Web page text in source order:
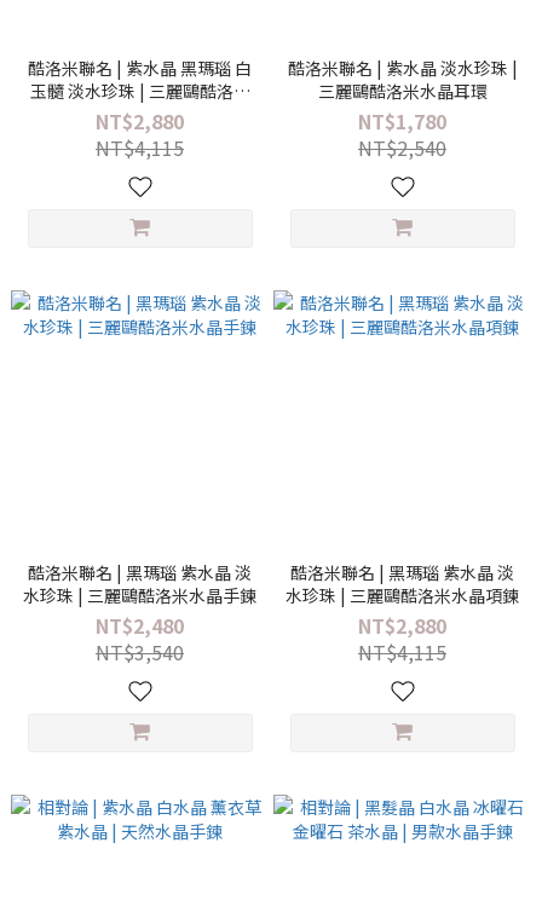
酷洛米聯名 | 紫水晶 黑瑪瑙 白
玉髓 淡水珍珠 | 三麗鷗酷洛米
水晶項鍊/水晶手鍊
NT$2,880
NT$4,115
酷洛米聯名 | 紫水晶 淡水珍珠 |
三麗鷗酷洛米水晶耳環
NT$1,780
NT$2,540
酷洛米聯名 | 黑瑪瑙 紫水晶 淡
水珍珠 | 三麗鷗酷洛米水晶手鍊
NT$2,480
NT$3,540
酷洛米聯名 | 黑瑪瑙 紫水晶 淡
水珍珠 | 三麗鷗酷洛米水晶項鍊
NT$2,880
NT$4,115